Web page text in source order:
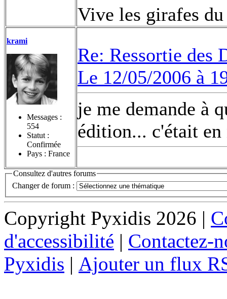
Vive les girafes
krami
Messages :
554
Statut :
Confirmée
Pays : France
Re: Ressortie des
Le 12/05/2006 à
je me demande à
édition... c'était
Consultez d'autres forums
Changer de forum :
Copyright Pyxidis 2026 |
d'accessibilité | Contactez-
Pyxidis | Ajouter un flux